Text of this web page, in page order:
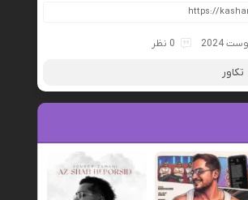
0 نظر
تکاور